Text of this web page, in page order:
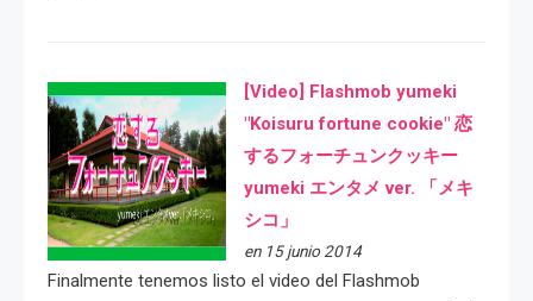
[Video] Flashmob yumeki
"Koisuru fortune cookie" 恋
するフォーチュンクッキー
yumeki エンタメ ver. 「メキ
シコ」
en 15 junio 2014
Finalmente tenemos listo el video del Flashmob